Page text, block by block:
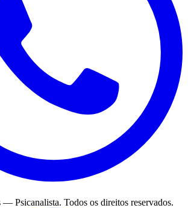
— Psicanalista. Todos os direitos reservados.